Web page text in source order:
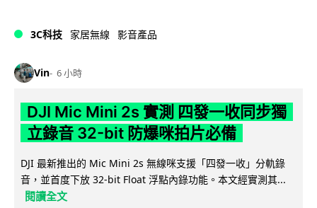
3C科技 家居無線 影音產品
Vin 6 小時
DJI Mic Mini 2s 實測 四發一收同步獨
立錄音 32-bit 防爆咪拍片必備
DJI 最新推出的 Mic Mini 2s 無線咪支援「四發一收」分軌錄
音，並首度下放 32-bit Float 浮點內錄功能。本文經實測其...
閱讀全文